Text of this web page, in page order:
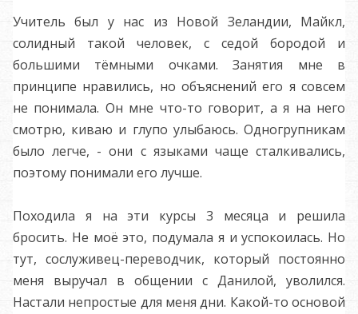
Учитель был у нас из Новой Зеландии, Майкл,
солидный такой человек, с седой бородой и
большими тёмными очками. Занятия мне в
принципе нравились, но объяснений его я совсем
не понимала. Он мне что-то говорит, а я на него
смотрю, киваю и глупо улыбаюсь. Одногрупникам
было легче, - они с языками чаще сталкивались,
поэтому понимали его лучше.
Походила я на эти курсы 3 месяца и решила
бросить. Не моё это, подумала я и успокоилась. Но
тут, сослуживец-переводчик, который постоянно
меня выручал в общении с Данилой, уволился.
Настали непростые для меня дни. Какой-то основой